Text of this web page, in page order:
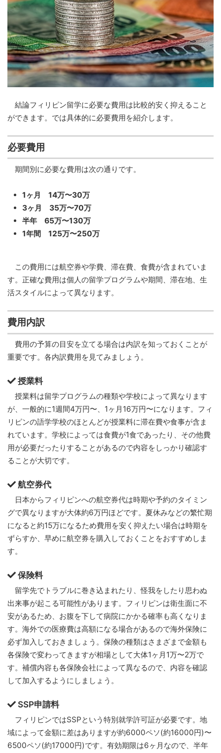
結論フィリピン留学に必要な費用は比較的安く抑えること
ができます。では具体的に必要費用を紹介します。
必要費用
期間別に必要な費用は次の通りです。
1ヶ月 14万〜30万
3ヶ月 35万〜70万
半年 65万〜130万
1年間 125万〜250万
この費用には航空券や学費、滞在費、食費が含まれていま
す。正確な費用は個人の留学プログラムや期間、滞在地、生
活スタイルによって異なります。
費用内訳
費用の予算の目安を立てる場合は内訳を知っておくことが
重要です。各内訳費用を見てみましょう。
授業料
授業料は留学プログラムの種類や学校によって異なります
が、一般的に1週間4万円〜、1ヶ月16万円〜になります。フィ
リピンの語学学校のほとんどが授業料に滞在費や食事が含ま
れています。学校によっては食費が1食であったり、その他費
用が必要だったりすることがあるので内容をしっかり確認す
ることが大切です。
航空券代
日本からフィリピンへの航空券代は時期や予約のタイミン
グで異なりますが大体約6万円ほどです。夏休みなどの繁忙期
になると約15万になるため費用を安く抑えたい場合は時期を
ずらすか、早めに航空券を購入しておくことをおすすめしま
す。
保険料
留学先でトラブルに巻き込まれたり、怪我をしたり思わぬ
出来事が起こる可能性があります。フィリピンは衛生面に不
安があるため、お腹を下して病院にかかる確率も高くなりま
す。海外での医療費は高額になる場合があるので海外保険に
必ず加入しておきましょう。保険の種類はさまざまで金額も
各保険で変わってきますが相場として大体1ヶ月1万〜2万で
す。補償内容も各保険会社によって異なるので、内容を確認
して加入するようにしましょう。
SSP申請料
フィリピンではSSPという特別就学許可証が必要です。地
域によって金額に差はありますが約6000ペソ(約16000円)〜
6500ペソ(約17000円)です。有効期限は6ヶ月なので、半年